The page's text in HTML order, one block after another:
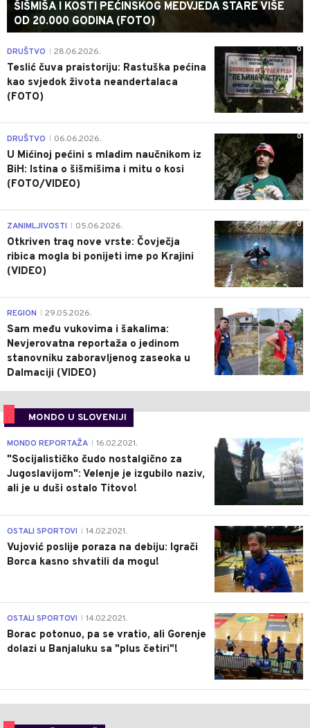
ŠIŠMIŠA I KOSTI PEĆINSKOG MEDVJEDA STARE VIŠE
OD 20.000 GODINA (FOTO)
0
DRUŠTVO 28.06.2026.
Teslić čuva praistoriju: Rastuška pećina
kao svjedok života neandertalaca
(FOTO)
0
DRUŠTVO 06.06.2026.
U Mićinoj pećini s mladim naučnikom iz
BiH: Istina o šišmišima i mitu o kosi
(FOTO/VIDEO)
0
ZANIMLJIVOSTI 05.06.2026.
Otkriven trag nove vrste: Čovječja
ribica mogla bi ponijeti ime po Krajini
(VIDEO)
0
REGION 29.05.2026.
Sam među vukovima i šakalima:
Nevjerovatna reportaža o jedinom
stanovniku zaboravljenog zaseoka u
Dalmaciji (VIDEO)
MONDO U SLOVENIJI
4
MONDO REPORTAŽA 16.02.2021.
"Socijalističko čudo nostalgično za
Jugoslavijom": Velenje je izgubilo naziv,
ali je u duši ostalo Titovo!
1
OSTALI SPORTOVI 14.02.2021.
Vujović poslije poraza na debiju: Igrači
Borca kasno shvatili da mogu!
3
OSTALI SPORTOVI 14.02.2021.
Borac potonuo, pa se vratio, ali Gorenje
dolazi u Banjaluku sa "plus četiri"!